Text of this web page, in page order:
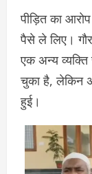
पीड़ित का
पैसे ले लिए।
एक अन्य
चुका है, लेकिन
हुई।